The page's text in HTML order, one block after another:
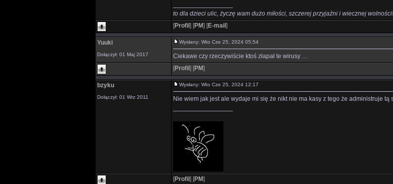
to dla dzieci ulic, życzę wam dużo miłości, szczerej przyjaźni i wiecznej
[Profil ] [PM] [E-mail ]
Yuuki
Dołączył: 01 Maj 2017
Wysłany: Wto Cze 25, 2024 05:54
Ciekawe czy rzeczywiście ktoś złapał te wirusy …
[Profil ] [PM]
bzyku
Dołączył: 01 Wrz 2011
Wysłany: Wto Cze 25, 2024 12:17
Nie wiem jak jest ale wydaje mi się że nikt nie ma kasy z tego że administruje
[Profil ] [PM]